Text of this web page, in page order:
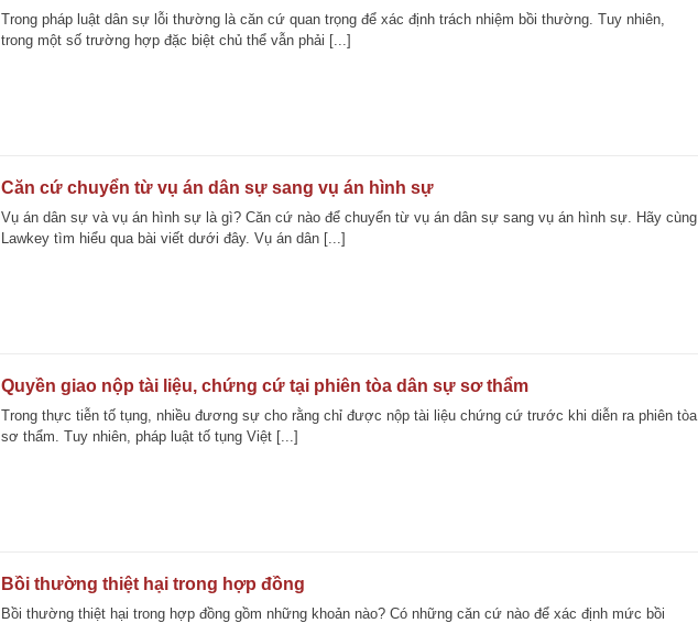
Trong pháp luật dân sự lỗi thường là căn cứ quan trọng để xác định trách nhiệm bồi thường. Tuy nhiên,
trong một số trường hợp đặc biệt chủ thể vẫn phải [...]
Căn cứ chuyển từ vụ án dân sự sang vụ án hình sự
Vụ án dân sự và vụ án hình sự là gì? Căn cứ nào để chuyển từ vụ án dân sự sang vụ án hình sự. Hãy cùng
Lawkey tìm hiểu qua bài viết dưới đây. Vụ án dân [...]
Quyền giao nộp tài liệu, chứng cứ tại phiên tòa dân sự sơ thẩm
Trong thực tiễn tố tụng, nhiều đương sự cho rằng chỉ được nộp tài liệu chứng cứ trước khi diễn ra phiên tòa
sơ thẩm. Tuy nhiên, pháp luật tố tụng Việt [...]
Bồi thường thiệt hại trong hợp đồng
Bồi thường thiệt hại trong hợp đồng gồm những khoản nào? Có những căn cứ nào để xác định mức bồi